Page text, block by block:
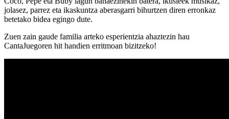
jolasez, parrez eta ikaskuntza aberasgarri bihurtzen diren erronkaz
betetako bidea egingo dute.
Zuen zain gaude familia arteko esperientzia ahaztezin hau
CantaJuegoren hit handien erritmoan bizitzeko!